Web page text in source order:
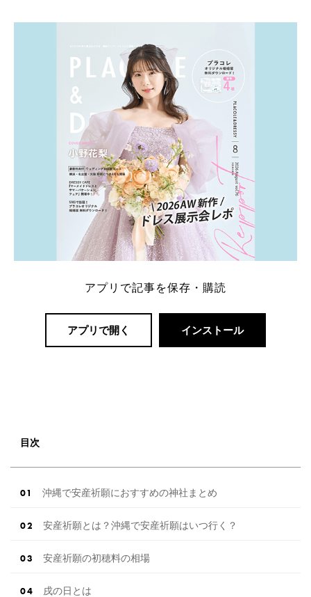
一番お得？」「プラコレの特典は？」といった疑問も
解決します。 まずは診断で候補を絞れる「ウェディ
ング診断」か、体験型 […]続きを読む
アプリで記事を保存・購読
アプリで開く インストール
目次
沖縄で安産祈願におすすめの神社まとめ
安産祈願とは？沖縄で安産祈願はいつ行く？
安産祈願の初穂料の相場
戌の日とは